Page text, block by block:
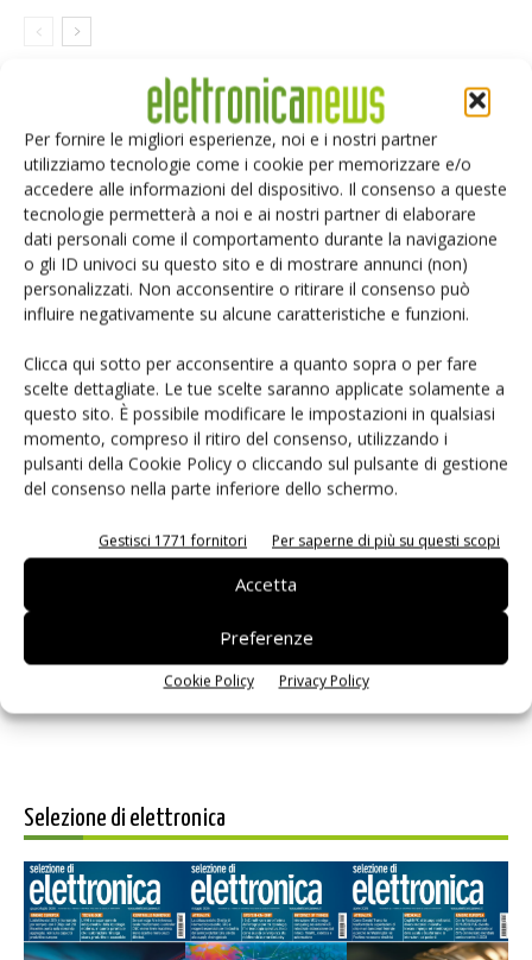
Per fornire le migliori esperienze, noi e i nostri partner
utilizziamo tecnologie come i cookie per memorizzare e/o
accedere alle informazioni del dispositivo. Il consenso a queste
tecnologie permetterà a noi e ai nostri partner di elaborare
dati personali come il comportamento durante la navigazione
o gli ID univoci su questo sito e di mostrare annunci (non)
personalizzati. Non acconsentire o ritirare il consenso può
influire negativamente su alcune caratteristiche e funzioni.
Clicca qui sotto per acconsentire a quanto sopra o per fare
scelte dettagliate. Le tue scelte saranno applicate solamente a
questo sito. È possibile modificare le impostazioni in qualsiasi
momento, compreso il ritiro del consenso, utilizzando i
pulsanti della Cookie Policy o cliccando sul pulsante di gestione
del consenso nella parte inferiore dello schermo.
Gestisci 1771 fornitori Per saperne di più su questi scopi
Accetta
Preferenze
Cookie Policy Privacy Policy
LASCIA UN COMMENTO
Salva il mio nome, email e sito web in questo browser per i
Selezione di elettronica